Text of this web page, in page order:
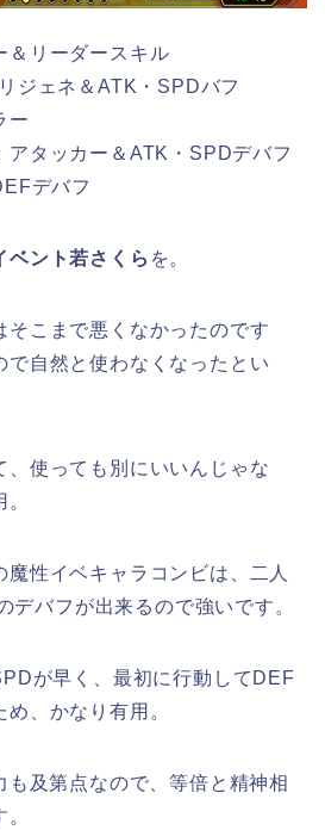
＆リーダースキル
ジェネ＆ATK・SPDバフ
ー
アタッカー＆ATK・SPDデバフ
デバフ
ベント若さくら を。
そこまで悪くなかったのです
で自然と使わなくなったとい
、使っても別にいいんじゃな
魔性イベキャラコンビは、二人
デバフが出来るので強いです。
が早く、最初に行動してDEF
、かなり有用。
及第点なので、等倍と精神相